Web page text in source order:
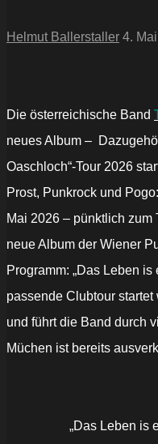
Helmut Ballerstaller 4.
Die österreichische Band
neues Album –
Oaschloch“-Tour 2026
Prost, Punkrock und Pogo:
Mai 2026 – pünktlich zum
neue Album der Wiener
Programm: „Das Leben
passende Clubtour
und führt die Band durch
Müchen ist bereits
„Das Leben is